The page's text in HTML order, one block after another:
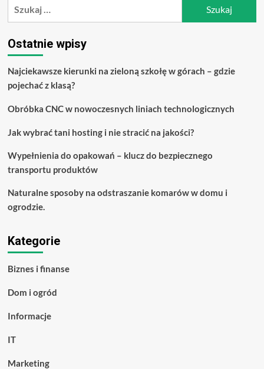
nożnej,
musisz
wiedzieć
Ostatnie wpisy
Najciekawsze kierunki na zieloną szkołę w górach – gdzie
pojechać z klasą?
Obróbka CNC w nowoczesnych liniach technologicznych
Jak wybrać tani hosting i nie stracić na jakości?
Wypełnienia do opakowań – klucz do bezpiecznego
transportu produktów
Naturalne sposoby na odstraszanie komarów w domu i
ogrodzie.
Kategorie
Biznes i finanse
Dom i ogród
Informacje
IT
Marketing